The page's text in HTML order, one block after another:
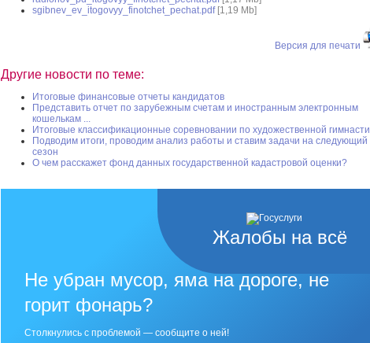
sgibnev_ev_itogovyy_finotchet_pechat.pdf[1,19 Mb]
Версия для печати
Другие новости по теме:
Итоговые финансовые отчеты кандидатов
Представить отчет по зарубежным счетам и иностранным электронным
кошелькам ...
Итоговые классификационные соревновании по художественной
Подводим итоги, проводим анализ работы и ставим задачи на следующий
сезон
О чем расскажет фонд данных государственной кадастровой оценки?
Жалобы на всё
Не убран мусор, яма на дороге, не
горит фонарь?
Столкнулись с проблемой — сообщите о ней!